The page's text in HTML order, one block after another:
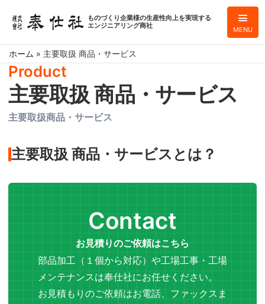
MENU
ものづくり企業様の生産性向上を実現する
エンジニアリング商社
主要取扱 商品・サービス
主要取扱商品・サービス
Product
ホーム » 主要取扱 商品・サービス
主要取扱 商品・サービスとは？
お見積りのご依頼はこちら
Contact
部品加工（１個から対応）や工場工事・工場
メンテナンスは奉仕社にお任せください。
お見積もりのご依頼はお電話、ファックスま